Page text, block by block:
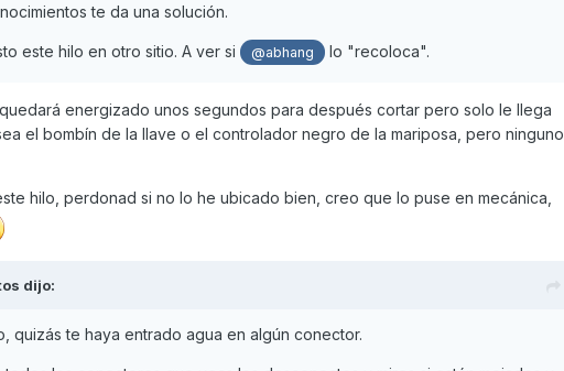
te da una solución.
este hilo en otro sitio. A ver si @abhang lo "recoloca".
energizado unos segundos para después cortar pero solo le llega
el bombín de la llave o el controlador negro de la mariposa, pero ninguno
hilo, perdonad si no lo he ubicado bien, creo que lo puse en mecánica,
dijo:
quizás te haya entrado agua en algún conector.